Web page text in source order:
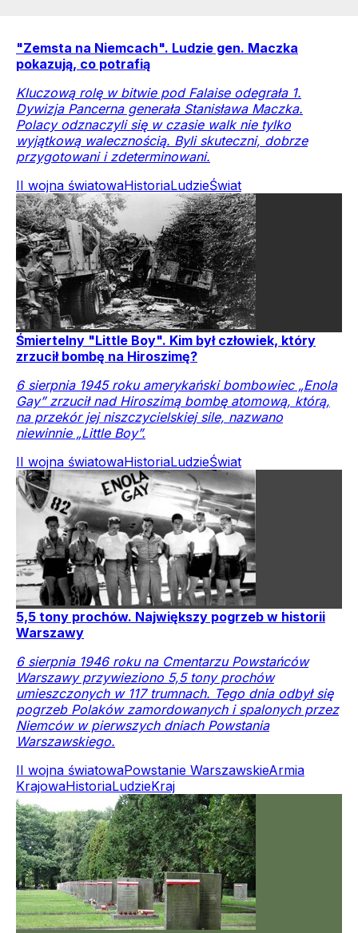
"Zemsta na Niemcach". Ludzie gen. Maczka
pokazują, co potrafią
Kluczową rolę w bitwie pod Falaise odegrała 1.
Dywizja Pancerna generała Stanisława Maczka.
Polacy odznaczyli się w czasie walk nie tylko
wyjątkową walecznością. Byli skuteczni, dobrze
przygotowani i zdeterminowani.
II wojna światowaHistoriaLudzieŚwiat
Śmiertelny "Little Boy". Kim był człowiek, który
zrzucił bombę na Hiroszimę?
6 sierpnia 1945 roku amerykański bombowiec „Enola
Gay” zrzucił nad Hiroszimą bombę atomową, którą,
na przekór jej niszczycielskiej sile, nazwano
niewinnie „Little Boy”.
II wojna światowaHistoriaLudzieŚwiat
5,5 tony prochów. Największy pogrzeb w historii
Warszawy
6 sierpnia 1946 roku na Cmentarzu Powstańców
Warszawy przywieziono 5,5 tony prochów
umieszczonych w 117 trumnach. Tego dnia odbył się
pogrzeb Polaków zamordowanych i spalonych przez
Niemców w pierwszych dniach Powstania
Warszawskiego.
II wojna światowaPowstanie WarszawskieArmia
KrajowaHistoriaLudzieKraj